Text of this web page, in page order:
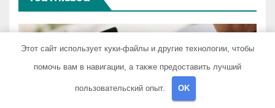
АВТОРУБРИКА
Советы и приемы при
выборе и бронировании
Этот сайт использует куки-файлы и другие технологии, чтобы
помочь вам в навигации, а также предоставить лучший
пользовательский опыт. OK